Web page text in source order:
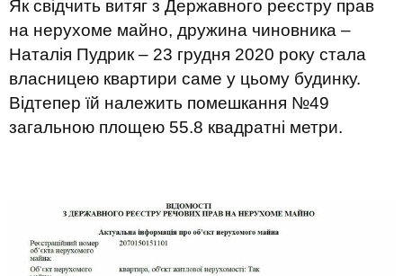
Як свідчить витяг з Державного реєстру прав
на нерухоме майно, дружина чиновника –
Наталія Пудрик – 23 грудня 2020 року стала
власницею квартири саме у цьому будинку.
Відтепер їй належить помешкання №49
загальною площею 55.8 квадратні метри.